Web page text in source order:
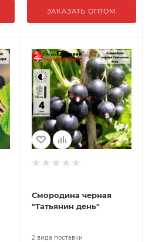
ЗАКАЗАТЬ ОПТОМ
Смородина черная
"Татьянин день"
2 вида поставки